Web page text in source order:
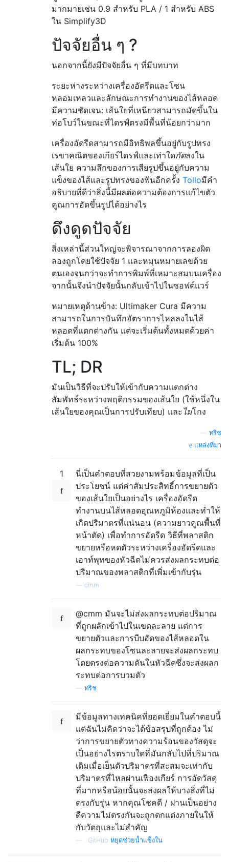
มากมายเช่น 0.9 สำหรับ PLA / 1 สำหรับ ABS
ใน Simplify3D
ปัจจัยอื่น ๆ ?
นอกจากนี้ยังมีปัจจัยอื่น ๆ ที่มีบทบาท
ระยะห่างระหว่างเครื่องอัดรีดและโซน
หลอมเหลวและลักษณะการทำงานของไส้หลอด
มีความชัดเจน: เส้นใยที่เหนียวสามารถมัดขึ้นใน
ท่อโบว์ในขณะที่ไดรฟ์ตรงมีพื้นที่น้อยกว่ามาก
เครื่องอัดรีดสามารถมีอิทธิพลขึ้นอยู่กับรูปทรง
เรขาคณิตของเกียร์ไดรฟ์และเท่าใดกัดลงใน
เส้นใย ความลึกของการเสียรูปขึ้นอยู่กับความ
แข็งของไส้และรูปทรงของฟันอีกครั้ง Tolloมีคำ
อธิบายที่ดีว่าสิ่งนี้มีผลต่อความต้องการแก้ไขตัว
คูณการอัดขึ้นรูปได้อย่างไร
ดึงดูดปัจจัย
สิ่งเหล่านี้ส่วนใหญ่จะพิจารณาจากการลองผิด
ลองถูกโดยใช้ปัจจัย 1 และหมุนหมายเลขด้วย
ตนเองจนกว่าจะทำการพิมพ์ที่เหมาะสมบนเครื่อง
จากนั้นจึงนำปัจจัยนั้นกลับเข้าไปในซอฟต์แวร์
หมายเหตุด้านข้าง: Ultimaker Cura มีความ
สามารถในการบันทึกอัตราการไหลลงในไส้
หลอดที่แตกต่างกัน แต่จะเริ่มต้นทั้งหมดด้วยค่า
เริ่มต้น 100%
TL; DR
มันเป็นวิธีที่จะปรับให้เข้ากับความแตกต่าง
สัมพัทธ์ระหว่างพฤติกรรมของเส้นใย (ใช้หนึ่งใน
เส้นใยของคุณเป็นการปรับเทียบ) และ ไม่โกง
ทริช
แหล่งที่มา
1
นี่เป็นคำตอบที่สวยงามพร้อมข้อมูลที่เป็น
ประโยชน์ แต่ค่าสัมประสิทธิ์การขยายตัว
ของเส้นใยเป็นอย่างไร เครื่องอัดรีด
ทำงานบนไส้หลอดอุณหภูมิห้องและทำให้
เกิดปริมาตรที่แน่นอน (ความยาวคูณพื้นที่
หน้าตัด) เพื่อทำการอัดรีด วิธีที่พลาสติก
ขยายหรือหดตัวระหว่างเครื่องอัดรีดและ
เอาท์พุทของหัวฉีดไม่ควรส่งผลกระทบต่อ
ปริมาณของพลาสติกที่เพิ่มเข้ากับรุ่น
cmm
@cmm มันจะไม่ส่งผลกระทบต่อปริมาณ
ที่ถูกผลักเข้าไปในเขตละลาย แต่การ
ขยายตัวและการบีบอัดของไส้หลอดใน
ผลกระทบของโซนละลายจะส่งผลกระทบ
โดยตรงต่อความดันในหัวฉีดซึ่งจะส่งผลก
ระทบต่อการบวมตัว
ทริช
มีข้อมูลทางเทคนิคที่ยอดเยี่ยมในคำตอบนี้
แต่ฉันไม่คิดว่าจะได้ข้อสรุปที่ถูกต้อง ไม่
ว่าการขยายตัวทางความร้อนของวัสดุจะ
เป็นอย่างไรตราบใดที่มันกลับไปที่ปริมาณ
เดิมเมื่อเย็นตัวปริมาตรที่สะสมจะเท่ากับ
ปริมาตรที่ไหลผ่านเฟืองเกียร์ การอัดวัสดุ
ที่มากหรือน้อยนั้นจะส่งผลให้บางสิ่งที่ไม่
ตรงกับรุ่น หากคุณโชคดี / ฝานเป็นอย่าง
ดีความไม่ตรงกันจะถูกตกแต่งภายในให้
กับวัตถุและไม่สำคัญ
. GitHub หยุดช่วยน้ำแข็งใน